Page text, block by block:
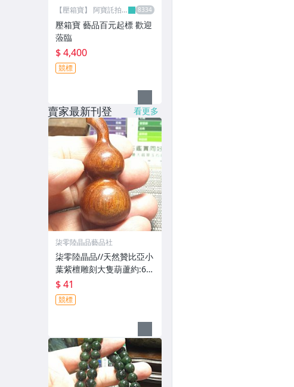
【壓箱寶】 阿寶託拍
壓箱寶 藝品百元起標 歡迎
蒞臨
$ 4,400
競標
賣家最新刊登 看更多
柒零陸晶品藝品社
柒零陸晶品//天然贊比亞小
葉紫檀雕刻大隻葫蘆約:65
mm吊飾.掛飾.擺飾(7620)
一元起標無底價
$ 41
競標